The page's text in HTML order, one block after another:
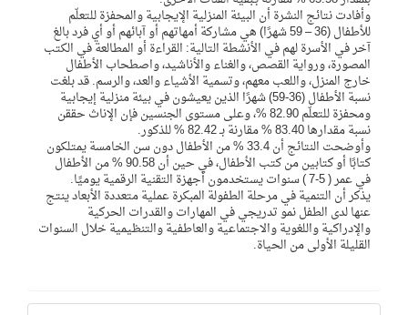
وأفادت نتائج النشرة أن البيئة المنزلية الإيجابية والمحفزة للتعلّم
للأطفال (36 – 59 شهرًا) هي مشاركة أمهاتهم أو آبائهم أو أي فرد بالغ
آخر في الأسرة لهم في الأنشطة التالية: القراءة أو المطالعة في الكتب
المصورة، ورواية القصص، والغناء والأناشيد، واصطحاب الأطفال
خارج المنزل، واللعب معهم، وتسمية الأشياء والعد، والرسم. قد بلغت
نسبة الأطفال (36-59) شهرًا الذين يعيشون في بيئة منزلية إيجابية
ومحفزة للتعلّم 82.90 %، وعلى مستوى الجنسين فإن الإناث حققن
نسبة مقدارها 83.40 % مقارنة بـ 82.42 % للذكور.
وأوضحت النتائج أن 33.4 % من الأطفال دون سن الخامسة يمتلكون
كتابًا أو كتابين من كتب الأطفال، في حين أن 90.58 % من الأطفال
في عمر ( 5-7 ) سنوات يستخدمون أجهزة التقنية الرقمية يوميًا.
يذكر أن التنمية في مرحلة الطفولة المبكرة عملية متعددة الأبعاد ينتج
عنها لدى الطفل نمو تدريجي في المهارات والقدرات الحركية
والإدراكية واللغوية والاجتماعية والعاطفية والتنظيمية خلال السنوات
القليلة الأولى من الحياة.